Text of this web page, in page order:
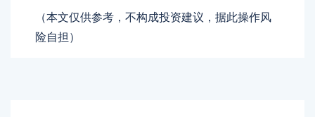
（本文仅供参考，不构成投资建议，据此操作风
险自担）